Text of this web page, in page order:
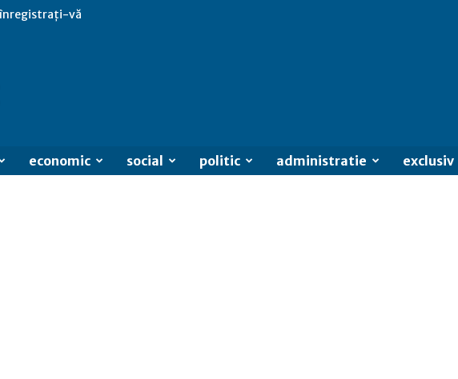
vă
economic social politic administratie exclusiv